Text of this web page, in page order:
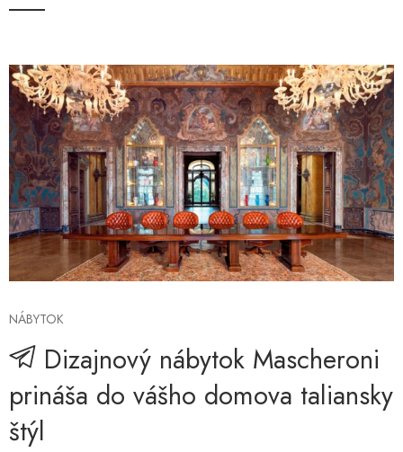
NÁBYTOK
Dizajnový nábytok Mascheroni
prináša do vášho domova taliansky
štýl